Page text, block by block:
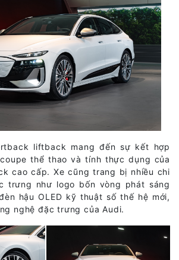
liftback mang đến sự kết hợp
thể thao và tính thực dụng của
cao cấp. Xe cũng trang bị nhiều chi
trưng như logo bốn vòng phát sáng
hậu OLED kỹ thuật số thế hệ mới,
nghệ đặc trưng của Audi.